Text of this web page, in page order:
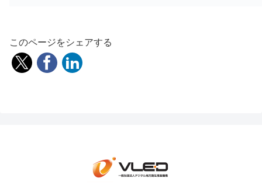
このページをシェアする